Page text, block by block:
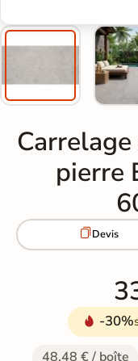
pierre
Devis
-30%
48,48 € / boîte